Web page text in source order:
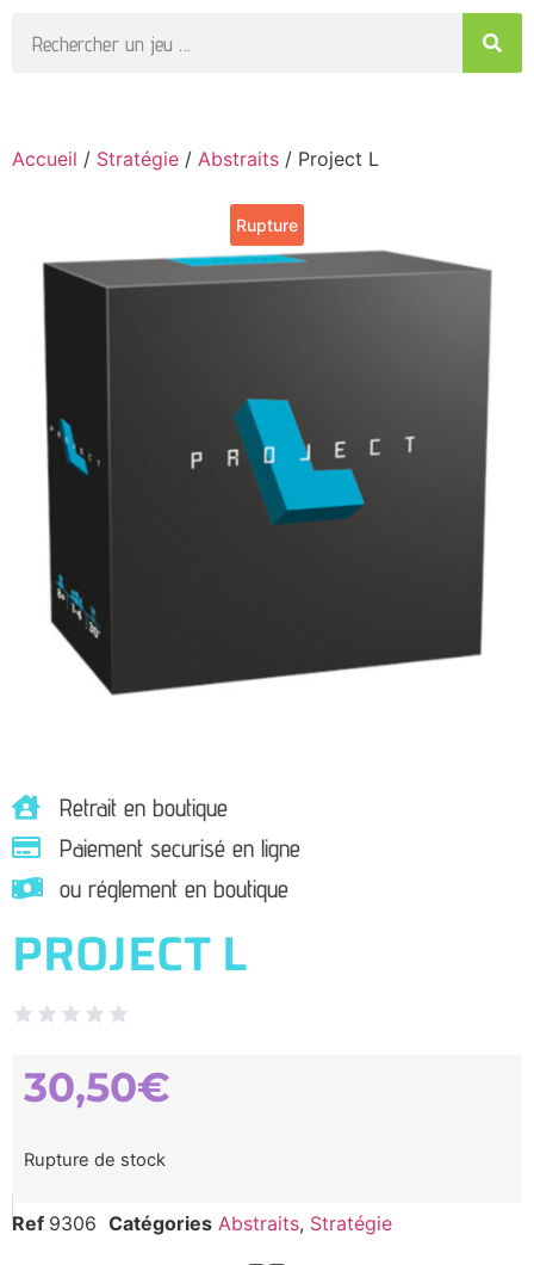
Accueil / Stratégie / Abstraits / Project L
Rupture
Retrait en boutique
Paiement securisé en ligne
ou réglement en boutique
PROJECT L
30,50€
Rupture de stock
Ref 9306 Catégories Abstraits, Stratégie